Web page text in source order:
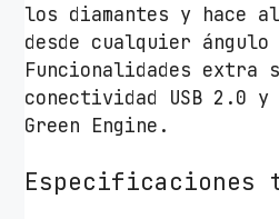
los diamantes y hace
desde cualquier
Funcionalidades extra
conectividad USB 2.0
Green Engine.
Especificaciones